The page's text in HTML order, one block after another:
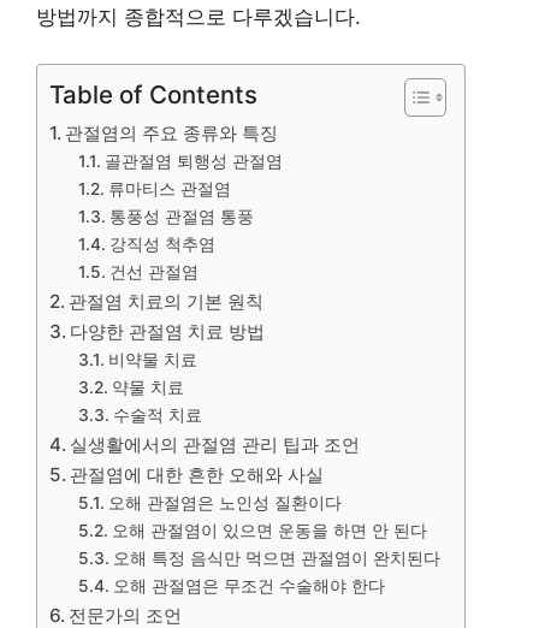
방법까지 종합적으로 다루겠습니다.
Table of Contents
관절염의 주요 종류와 특징
골관절염 퇴행성 관절염
류마티스 관절염
통풍성 관절염 통풍
강직성 척추염
건선 관절염
관절염 치료의 기본 원칙
다양한 관절염 치료 방법
비약물 치료
약물 치료
수술적 치료
실생활에서의 관절염 관리 팁과 조언
관절염에 대한 흔한 오해와 사실
오해 관절염은 노인성 질환이다
오해 관절염이 있으면 운동을 하면 안 된다
오해 특정 음식만 먹으면 관절염이 완치된다
오해 관절염은 무조건 수술해야 한다
전문가의 조언